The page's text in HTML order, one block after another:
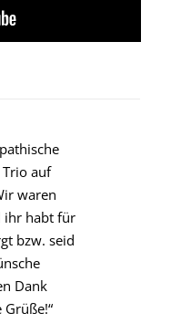
Trio auf
waren
ihr habt für
bzw. seid
Dank